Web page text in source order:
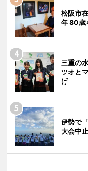
松阪市
年 80歳
三重の
ツオと
げ
伊勢で
大会中